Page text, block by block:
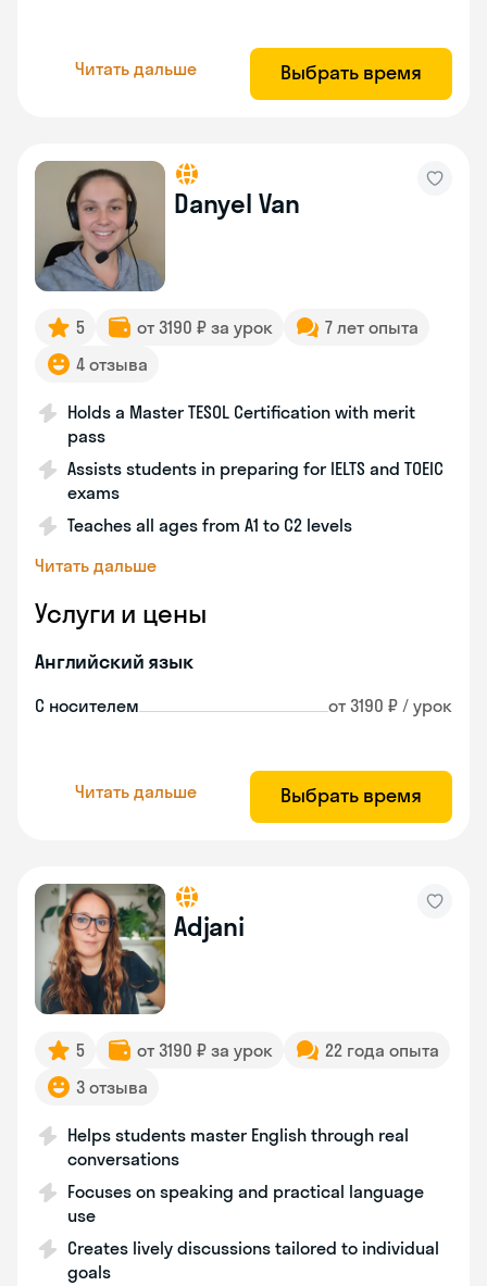
Читать дальше Выбрать время
Danyel Van
5 от 3190 ₽ за урок
7 лет опыта
4 отзыва
Holds a Master TESOL Certification with merit
pass
Assists students in preparing for IELTS and TOEIC
exams
Teaches all ages from A1 to C2 levels
Читать дальше
Услуги и цены
Английский язык
С носителем от 3190 ₽ / урок
Читать дальше Выбрать время
Adjani
5 от 3190 ₽ за урок
22 года опыта
3 отзыва
Helps students master English through real
conversations
Focuses on speaking and practical language
use
Creates lively discussions tailored to individual
goals